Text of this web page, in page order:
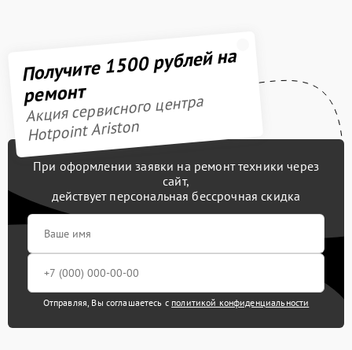
Получите 1500 рублей на
ремонт
Акция сервисного центра
Hotpoint Ariston
При оформлении заявки на ремонт техники через
сайт,
действует персональная бессрочная скидка
Отправляя, Вы соглашаетесь с политикой конфиденциальности